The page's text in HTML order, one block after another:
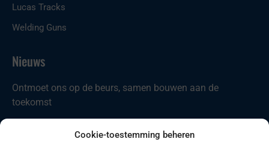
Cookie-toestemming beheren
Lucas Tracks
Welding Guns
Nieuws
Ontmoet ons op de beurs, samen bouwen aan de
toekomst